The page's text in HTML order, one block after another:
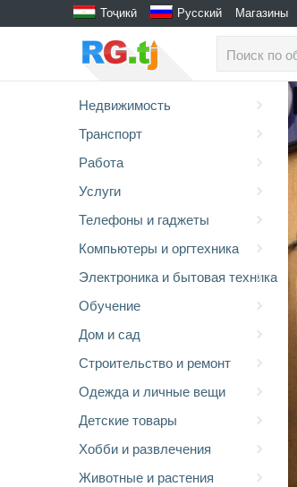
Тоҷикӣ Русский Магазины
Недвижимость
Транспорт
Работа
Услуги
Телефоны и гаджеты
Компьютеры и оргтехника
Электроника и бытовая техника
Обучение
Дом и сад
Строительство и ремонт
Одежда и личные вещи
Детские товары
Хобби и развлечения
Животные и растения